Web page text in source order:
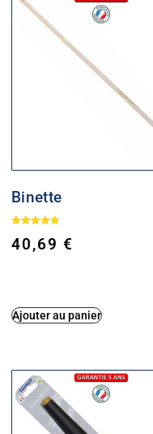
Binette
5.00
sur 5
40,69€
Ajouter au panier